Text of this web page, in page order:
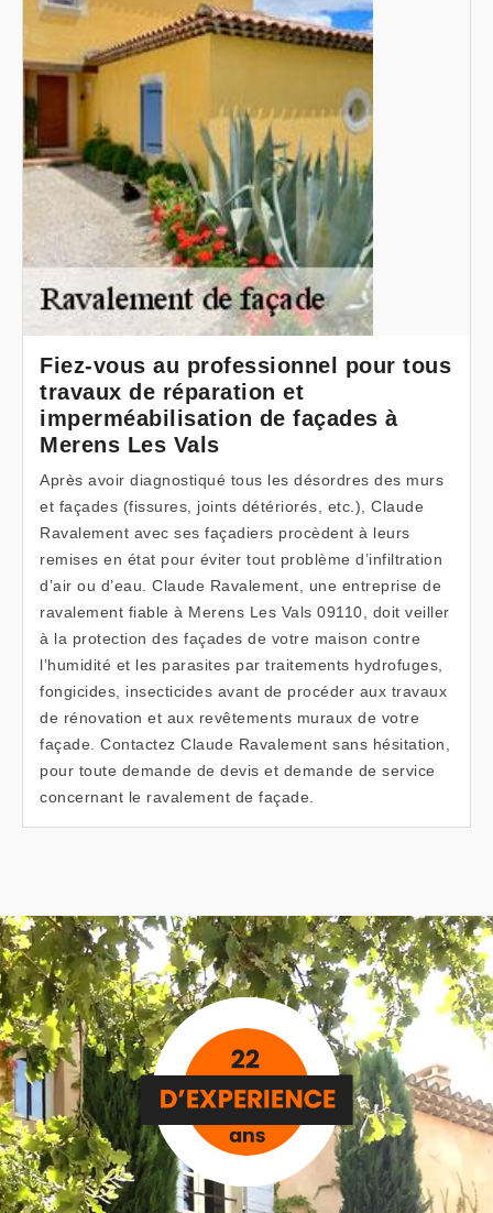
Fiez-vous au professionnel pour tous
travaux de réparation et
imperméabilisation de façades à
Merens Les Vals
Après avoir diagnostiqué tous les désordres des murs
et façades (fissures, joints détériorés, etc.), Claude
Ravalement avec ses façadiers procèdent à leurs
remises en état pour éviter tout problème d’infiltration
d’air ou d’eau. Claude Ravalement, une entreprise de
ravalement fiable à Merens Les Vals 09110, doit veiller
à la protection des façades de votre maison contre
l’humidité et les parasites par traitements hydrofuges,
fongicides, insecticides avant de procéder aux travaux
de rénovation et aux revêtements muraux de votre
façade. Contactez Claude Ravalement sans hésitation,
pour toute demande de devis et demande de service
concernant le ravalement de façade.